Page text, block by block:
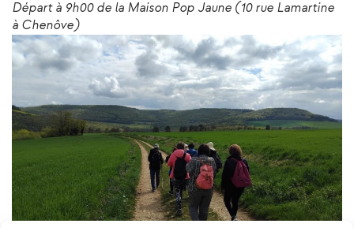
Départ à 9h00 de la Maison Pop Jaune (10 rue Lamartine
à Chenôve)